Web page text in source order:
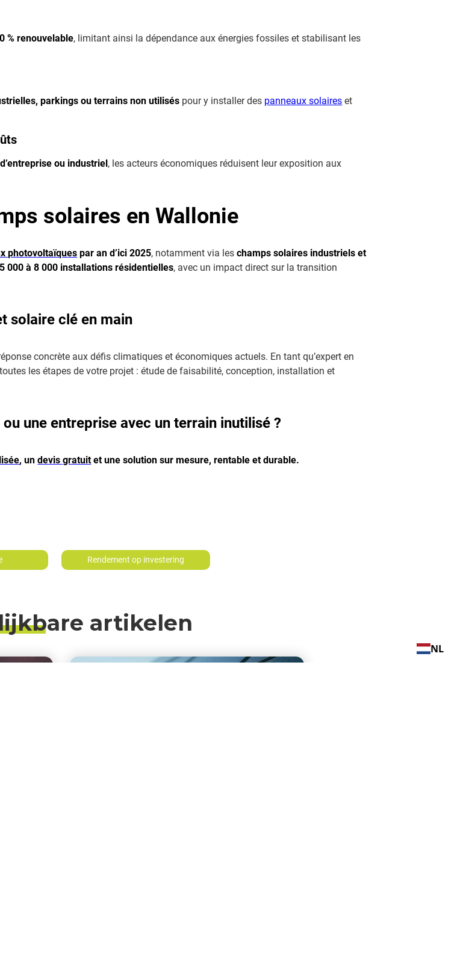
% renouvelable, limitant ainsi la dépendance aux énergies fossiles et stabilisant les
parkings ou terrains non utilisés pour y installer des panneaux solaires et
ou industriel, les acteurs économiques réduisent leur exposition aux
solaires en Wallonie
photovoltaïques par an d’ici 2025, notamment via leschamps solaires industriels et
5 000 à 8 000 installations résidentielles, avec un impact direct sur la transition
solaire clé en main
concrète aux défis climatiques et économiques actuels. En tant qu’expert en
les étapes de votre projet : étude de faisabilité, conception, installation et
une entreprise avec un terrain inutilisé ?
, undevis gratuitet une solution sur mesure, rentable et durable.
Rendement op investering
artikelen
NL